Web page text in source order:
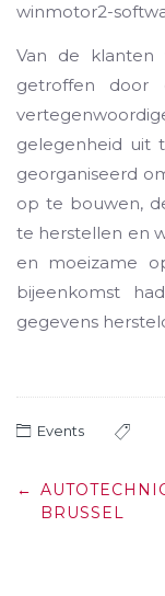
winmotor2-
Van de klanten
getroffen door
gelegenheid uit
georganiseerd
op te bouwen,
te herstellen en
en moeizame
bijeenkomst
gegevens
Events
Post
navigation
←
BRUSSEL